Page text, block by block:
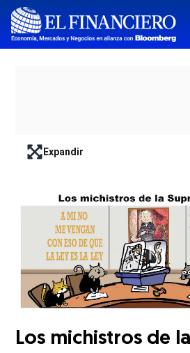
lead-art-block.fullscreen-enter
Expandir
Los michistros de